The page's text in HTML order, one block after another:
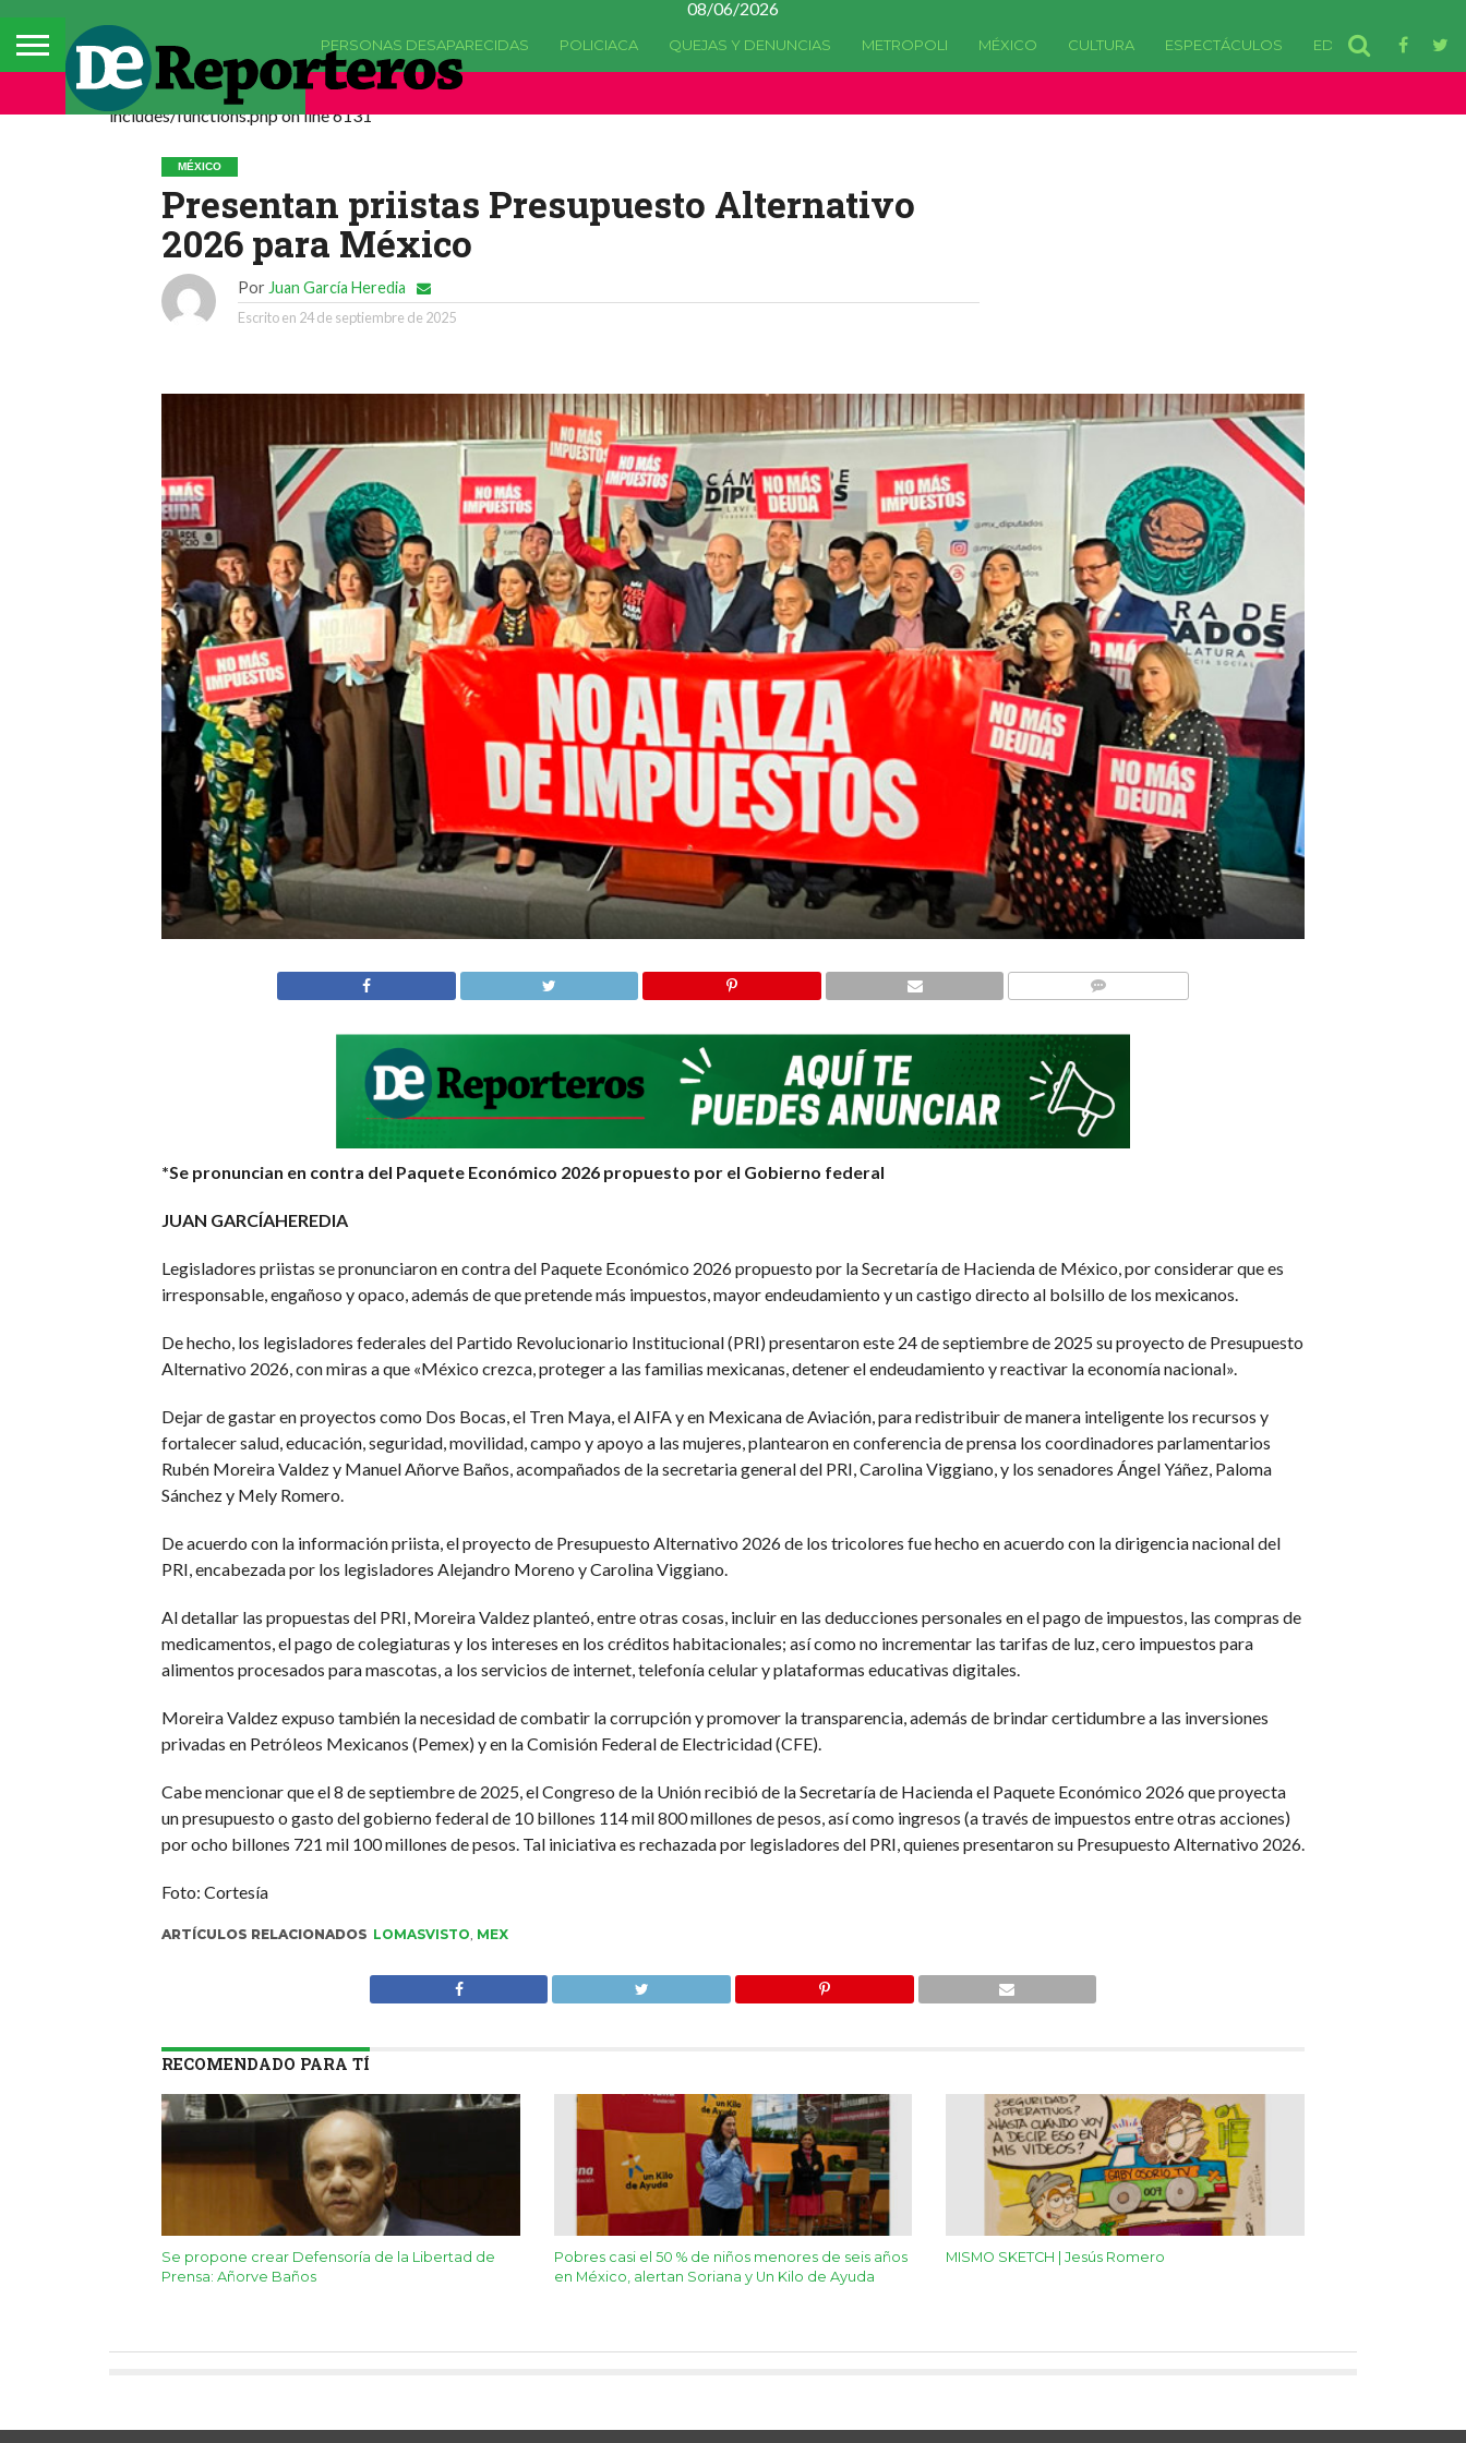
08/06/2026
PERSONAS DESAPARECIDAS POLICIACA QUEJAS Y DENUNCIAS METROPOLI MÉXICO CULTURA ESPECTÁCULOS EDOMEX
Deprecated: La función comments_popup_script ha quedado
includes/functions.php on line 6131
MÉXICO
Presentan priistas Presupuesto Alternativo
2026 para México
Por Juan García Heredia
Escrito en 24 de septiembre de 2025
*Se pronuncian en contra del Paquete Económico 2026 propuesto por el Gobierno federal
JUAN GARCÍAHEREDIA
Legisladores priistas se pronunciaron en contra del Paquete Económico 2026 propuesto por la Secretaría de Hacienda de México, por considerar que es
irresponsable, engañoso y opaco, además de que pretende más impuestos, mayor endeudamiento y un castigo directo al bolsillo de los mexicanos.
De hecho, los legisladores federales del Partido Revolucionario Institucional (PRI) presentaron este 24 de septiembre de 2025 su proyecto de Presupuesto
Alternativo 2026, con miras a que «México crezca, proteger a las familias mexicanas, detener el endeudamiento y reactivar la economía nacional».
Dejar de gastar en proyectos como Dos Bocas, el Tren Maya, el AIFA y en Mexicana de Aviación, para redistribuir de manera inteligente los recursos y
fortalecer salud, educación, seguridad, movilidad, campo y apoyo a las mujeres, plantearon en conferencia de prensa los coordinadores parlamentarios
Rubén Moreira Valdez y Manuel Añorve Baños, acompañados de la secretaria general del PRI, Carolina Viggiano, y los senadores Ángel Yáñez, Paloma
Sánchez y Mely Romero.
De acuerdo con la información priista, el proyecto de Presupuesto Alternativo 2026 de los tricolores fue hecho en acuerdo con la dirigencia nacional del
PRI, encabezada por los legisladores Alejandro Moreno y Carolina Viggiano.
Al detallar las propuestas del PRI, Moreira Valdez planteó, entre otras cosas, incluir en las deducciones personales en el pago de impuestos, las compras de
medicamentos, el pago de colegiaturas y los intereses en los créditos habitacionales; así como no incrementar las tarifas de luz, cero impuestos para
alimentos procesados para mascotas, a los servicios de internet, telefonía celular y plataformas educativas digitales.
Moreira Valdez expuso también la necesidad de combatir la corrupción y promover la transparencia, además de brindar certidumbre a las inversiones
privadas en Petróleos Mexicanos (Pemex) y en la Comisión Federal de Electricidad (CFE).
Cabe mencionar que el 8 de septiembre de 2025, el Congreso de la Unión recibió de la Secretaría de Hacienda el Paquete Económico 2026 que proyecta
un presupuesto o gasto del gobierno federal de 10 billones 114 mil 800 millones de pesos, así como ingresos (a través de impuestos entre otras acciones)
por ocho billones 721 mil 100 millones de pesos. Tal iniciativa es rechazada por legisladores del PRI, quienes presentaron su Presupuesto Alternativo 2026.
Foto: Cortesía
ARTÍCULOS RELACIONADOS LOMASVISTO MEX
RECOMENDADO PARA TÍ
Se propone crear Defensoría de la Libertad de
Prensa: Añorve Baños
Pobres casi el 50 % de niños menores de seis años
en México, alertan Soriana y Un Kilo de Ayuda
MISMO SKETCH | Jesús Romero